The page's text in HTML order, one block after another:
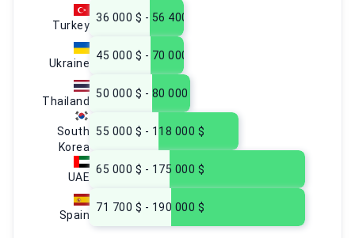
Turkey
Ukraine
Thailand
South
Korea
UAE
Spain
36 000 $ - 56 400 $
45 000 $ - 70 000 $
50 000 $ - 80 000 $
55 000 $ - 118 000 $
65 000 $ - 175 000 $
71 700 $ - 190 000 $